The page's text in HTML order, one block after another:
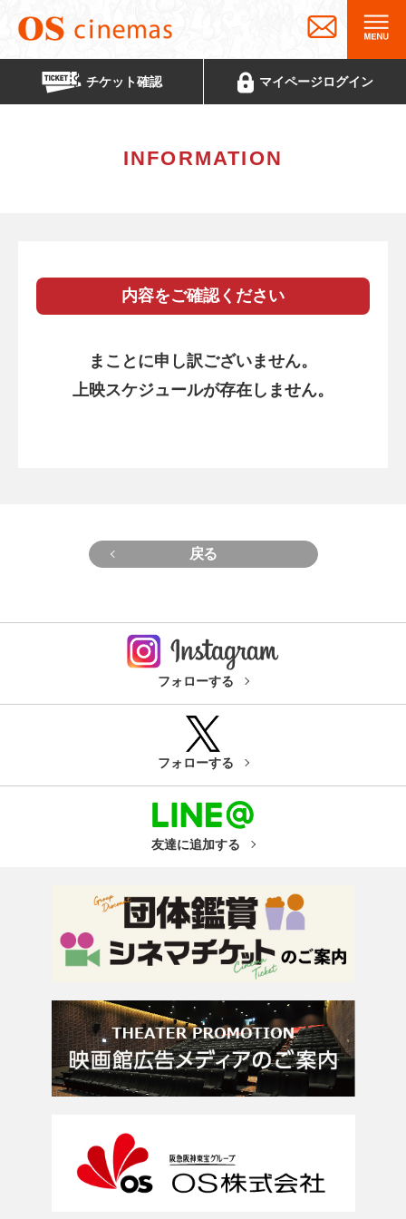
チケット確認 マイページログイン
INFORMATION
内容をご確認ください
まことに申し訳ございません。
上映スケジュールが存在しません。
戻る
フォローする
フォローする
友達に追加する